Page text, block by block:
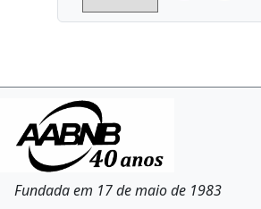
Fundada em 17 de maio de 1983